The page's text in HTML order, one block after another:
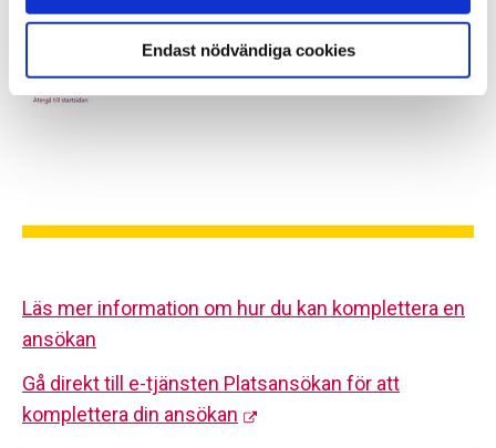
Endast nödvändiga cookies
Läs mer information om hur du kan komplettera en
ansökan
Gå direkt till e-tjänsten Platsansökan för att
komplettera din ansökan